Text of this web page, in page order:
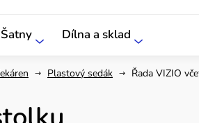
Šatny Dílna a sklad
Plastový sedák Řada VIZIO